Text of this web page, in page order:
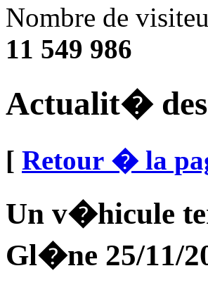
Nombre de
11 549 986
Actualit� des
[ Retour � la
Un v�hicule
Gl�ne 25/11/